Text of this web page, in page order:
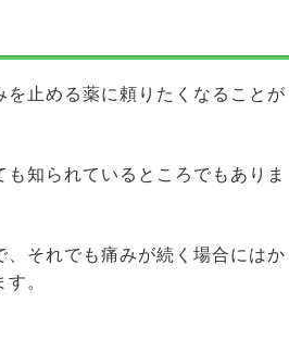
止める薬に頼りたくなることが
知られているところでもありま
それでも痛みが続く場合にはか
。